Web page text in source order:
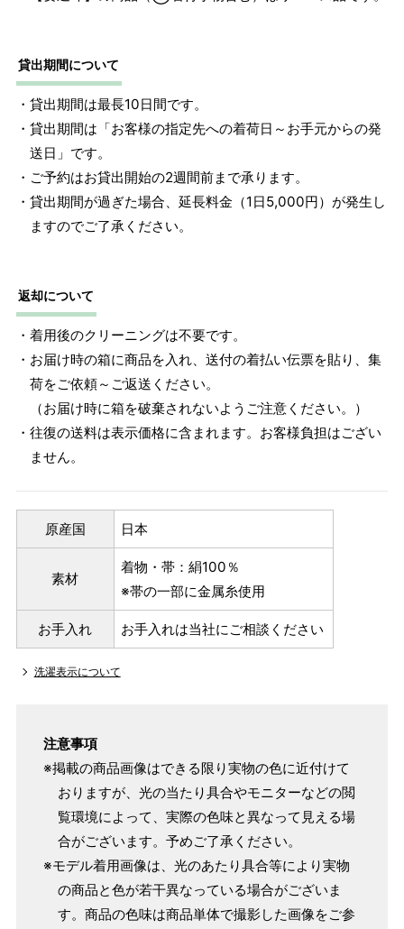
貸出期間について
・貸出期間は最長10日間です。
・貸出期間は「お客様の指定先への着荷日～お手元からの発
送日」です。
・ご予約はお貸出開始の2週間前まで承ります。
・貸出期間が過ぎた場合、延長料金（1日5,000円）が発生し
ますのでご了承ください。
返却について
・着用後のクリーニングは不要です。
・お届け時の箱に商品を入れ、送付の着払い伝票を貼り、集
荷をご依頼～ご返送ください。
（お届け時に箱を破棄されないようご注意ください。）
・往復の送料は表示価格に含まれます。お客様負担はござい
ません。
原産国 日本
素材
着物・帯：絹100％
※帯の一部に金属糸使用
お手入れ お手入れは当社にご相談ください
洗濯表示について
注意事項
※掲載の商品画像はできる限り実物の色に近付けて
おりますが、光の当たり具合やモニターなどの閲
覧環境によって、実際の色味と異なって見える場
合がございます。予めご了承ください。
※モデル着用画像は、光のあたり具合等により実物
の商品と色が若干異なっている場合がございま
す。商品の色味は商品単体で撮影した画像をご参